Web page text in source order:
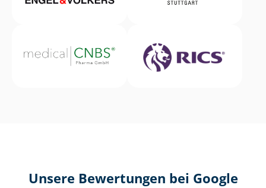
Unsere Bewertungen bei Google